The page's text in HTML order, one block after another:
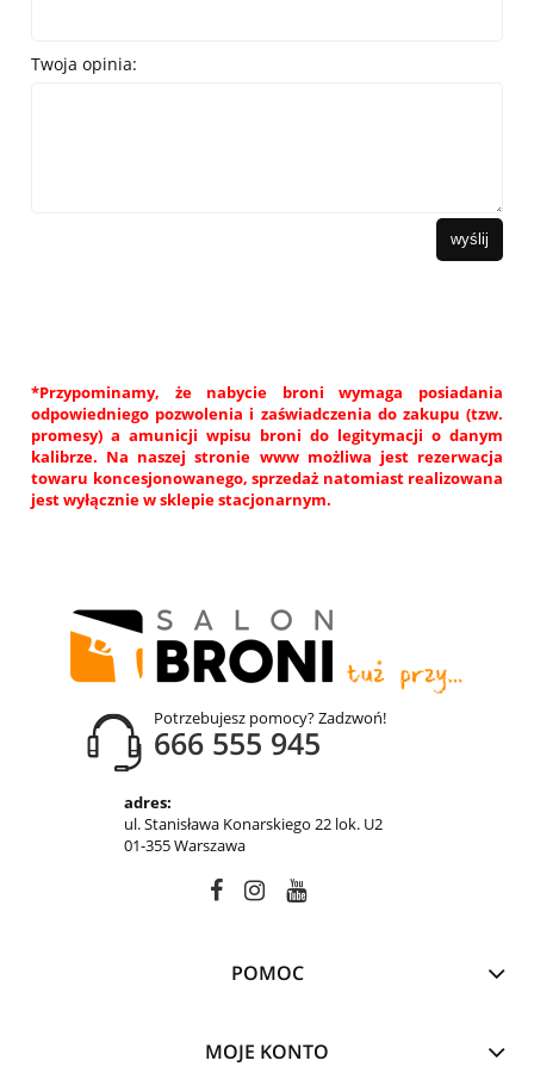
Twoja opinia:
wyślij
*Przypominamy, że nabycie broni wymaga posiadania
odpowiedniego pozwolenia i zaświadczenia do zakupu (tzw.
promesy) a amunicji wpisu broni do legitymacji o danym
kalibrze. Na naszej stronie www możliwa jest rezerwacja
towaru koncesjonowanego, sprzedaż natomiast realizowana
jest wyłącznie w sklepie stacjonarnym.
Potrzebujesz pomocy? Zadzwoń!
666 555 945
adres:
ul. Stanisława Konarskiego 22 lok. U2
01-355 Warszawa
POMOC
MOJE KONTO